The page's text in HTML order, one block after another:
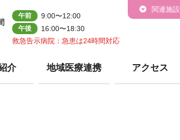
午前 9:00〜12:00
午後
16:00〜18:30
救急告示病院：急患は24時間対応
関連施設
介 地域医療連携 アクセス